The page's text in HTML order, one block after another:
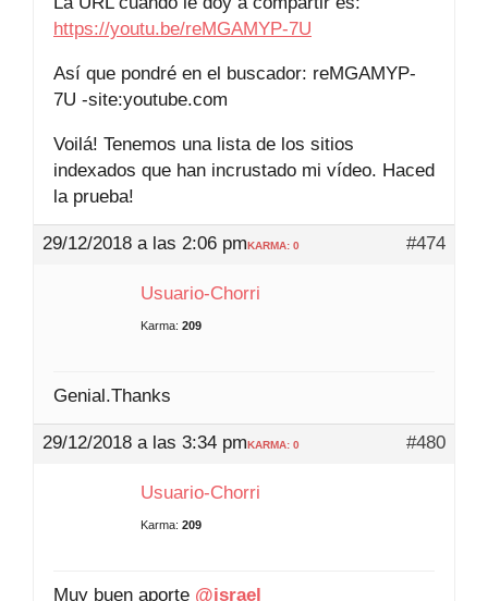
https://youtu.be/reMGAMYP-7U
Así que pondré en el buscador: reMGAMYP-
7U -site:youtube.com
Voilá! Tenemos una lista de los sitios
indexados que han incrustado mi vídeo. Haced
la prueba!
29/12/2018 a las 2:06 pm #474
KARMA: 0
Usuario-Chorri
Karma: 209
Genial.Thanks
29/12/2018 a las 3:34 pm #480
KARMA: 0
Usuario-Chorri
Karma: 209
Muy buen aporte @israel